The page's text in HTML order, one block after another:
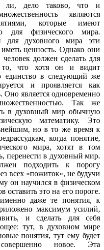
ли, дело таково, что и
являются
которые имеют
для физического мира.
духовного мира эти
ценность. Однако они
должен сделать для
то, что хотя он и видит
единство в следующий же
и проявляется как
Оно является одновременно
Так же
в духовный мир обычную
математику. Это
но в то же время к
когда понятие,
мира, хотят в том
перенести в духовный мир.
подходить к порогу
всех «пожиток», не будучи
он научился в физическом
оставить это на его пороге.
даже те понятия, к
максимум усилий,
и сделать для себя
тут, в духовном мире
понятия, тут ему будет
новое. Эта